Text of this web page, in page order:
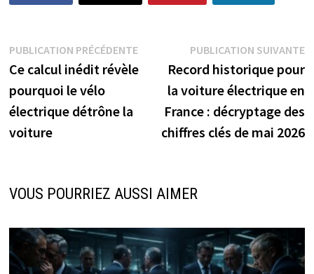
Navigation
de
l’article
PUBLICATION PRÉCÉDENTEPublication
précédente :
Ce calcul inédit révèle
pourquoi le vélo
électrique détrône la
voiture
PUBLICATION SUIVANTE
Record historique pour
la voiture électrique en
France : décryptage des
chiffres clés de mai 2026
VOUS POURRIEZ AUSSI AIMER